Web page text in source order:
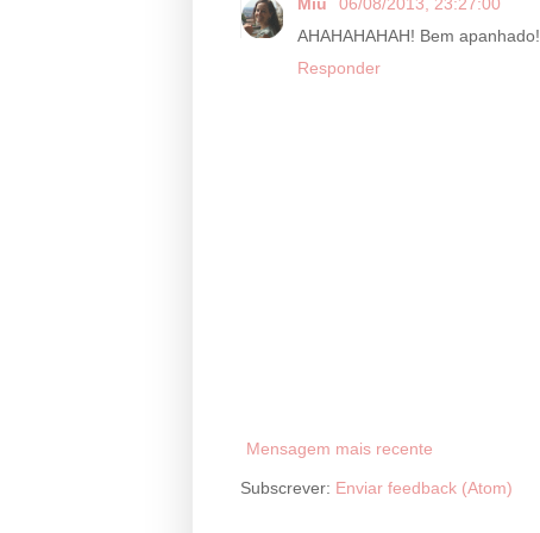
AHAHAHAHAH! Bem apanhado!
Responder
Mensagem mais recente
Subscrever: Enviar feedback (Atom)